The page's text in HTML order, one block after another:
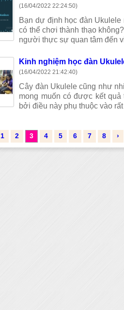
(16/04/2022 22:24:50)
Bạn dự định học đàn
có thể chơi thành thạo
người thực sự quan tâm đến
Kinh nghiệm học đàn
(16/04/2022 21:42:40)
Cây đàn Ukulele cũng như
mong muốn có được kết
bởi điều này phụ thuộc vào
1 2 3 4 5 6 7 8 ›